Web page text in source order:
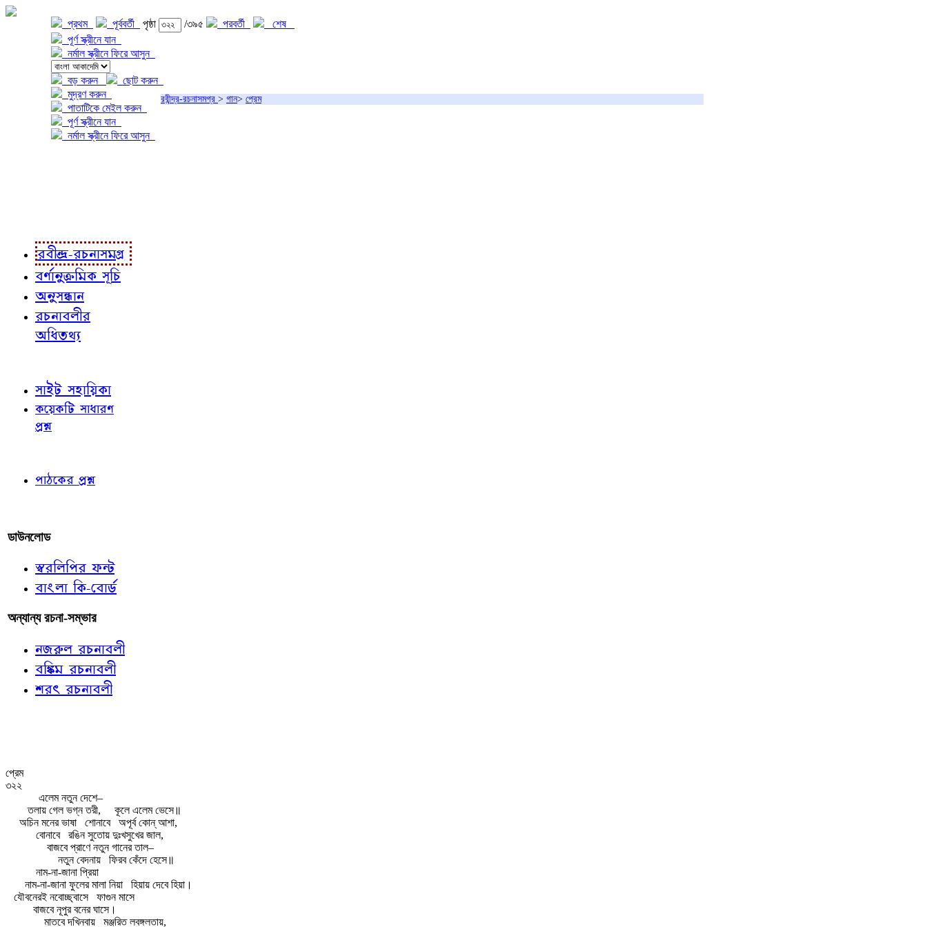
প্রথম পূর্ববর্তী পৃষ্ঠা /৩৯৫ পরবর্তী
শেষ
পূর্ণ স্ক্রীনে যান
নর্মাল স্ক্রীনে ফিরে আসুন
বড় করুন
ছোট করুন
মুদ্রণ করুন
পাতাটিকে মেইল করুন
পূর্ণ স্ক্রীনে যান
নর্মাল স্ক্রীনে ফিরে আসুন
রবীন্দ্র-রচনাসমগ্র > গান> প্রেম
রবীন্দ্র-রচনাসমগ্র
বর্ণানুক্রমিক সূচি
অনুসন্ধান
রচনাবলীর
অধিতথ্য
সাইট সহায়িকা
কয়েকটি সাধারণ
প্রশ্ন
পাঠকের প্রশ্ন
ডাউনলোড
স্বরলিপির ফন্ট
বাংলা কি-বোর্ড
অন্যান্য রচনা-সম্ভার
নজরুল রচনাবলী
বঙ্কিম রচনাবলী
শরৎ রচনাবলী
প্রেম
৩২২
এলেম নতুন দেশে–
তলায় গেল ভগ্ন তরী,
কূলে এলেম ভেসে॥
অচিন মনের ভাষা
শোনাবে
অপূর্ব কোন্‌ আশা,
বোনাবে
রঙিন সুতোয় দুঃখসুখের জাল,
বাজবে প্রাণে নতুন গানের তাল–
নতুন বেদনায়
ফিরব কেঁদে হেসে॥
নাম-না-জানা প্রিয়া
নাম-না-জানা ফুলের মালা নিয়া
হিয়ায় দেবে হিয়া।
যৌবনেরই নবোচ্ছ্বাসে
ফাগুন মাসে
বাজবে নূপুর বনের ঘাসে।
মাতবে দখিনবায়
মঞ্জরিত লবঙ্গলতায়,